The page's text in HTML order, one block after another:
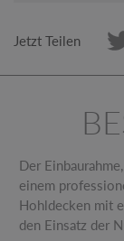
Jetzt Teilen
Der
einem
Hohldecken mit
den Einsatz der